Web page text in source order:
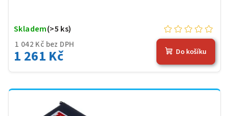
1 042 Kč bez DPH
1 261 Kč
Skladem(>5 ks)
Do košíku